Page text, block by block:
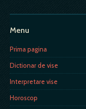
Menu
Prima pagina
Dictionar de vise
Interpretare vise
Horoscop